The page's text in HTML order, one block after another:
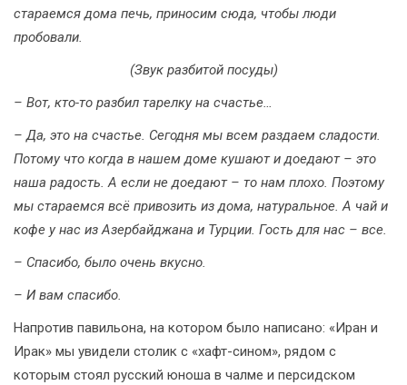
стараемся дома печь, приносим сюда, чтобы люди
пробовали.
(Звук разбитой посуды)
– Вот, кто-то разбил тарелку на счастье…
– Да, это на счастье. Сегодня мы всем раздаем сладости.
Потому что когда в нашем доме кушают и доедают – это
наша радость. А если не доедают – то нам плохо. Поэтому
мы стараемся всё привозить из дома, натуральное. А чай и
кофе у нас из Азербайджана и Турции. Гость для нас – все.
– Спасибо, было очень вкусно.
– И вам спасибо.
Напротив павильона, на котором было написано: «Иран и
Ирак» мы увидели столик с «хафт-сином», рядом с
которым стоял русский юноша в чалме и персидском